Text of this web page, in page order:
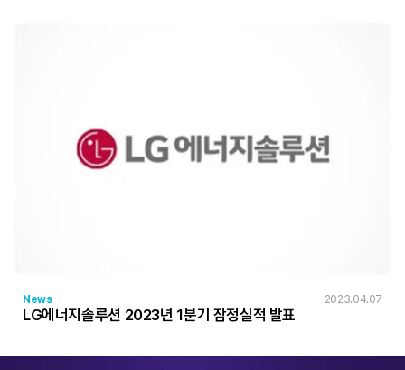
News 2023.04.07
LG에너지솔루션 2023년 1분기 잠정실적 발표